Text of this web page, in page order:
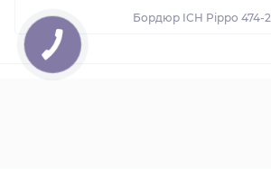
Бордюр ICH Pippo 474-2